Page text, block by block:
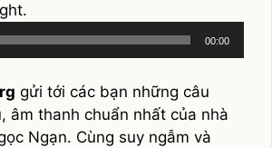
.
00:00
gửi tới các bạn những câu
âm thanh chuẩn nhất của nhà
Ngạn. Cùng suy ngẫm và